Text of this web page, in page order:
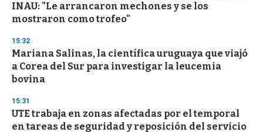
INAU: "Le arrancaron mechones y se los
mostraron como trofeo"
15:32
Mariana Salinas, la científica uruguaya que viajó
a Corea del Sur para investigar la leucemia
bovina
15:31
UTE trabaja en zonas afectadas por el temporal
en tareas de seguridad y reposición del servicio